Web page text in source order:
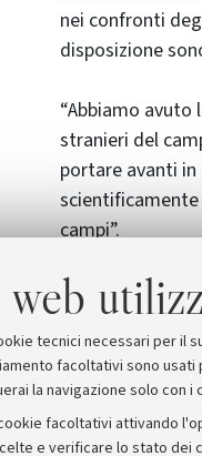
tecnici necessari per il
facoltativi sono
la navigazione solo con i
facoltativi attivando
e verificare lo stato dei
nei confronti
disposizione
“Abbiamo avuto
stranieri del
portare avanti
campi”.